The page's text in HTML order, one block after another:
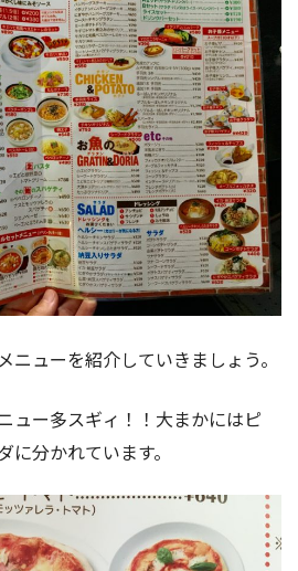
ニューを紹介していきましょう。
ュー多スギィ！！大まかにはピ
分かれています。